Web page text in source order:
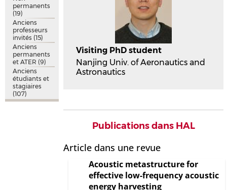
Visiting PhD student
Nanjing Univ. of Aeronautics and
Astronautics
Publications dans HAL
Article dans une revue
Acoustic metastructure for
effective low-frequency acoustic
energy harvesting
permanents
(19)
Anciens
professeurs
invités (15)
Anciens
permanents
et ATER (9)
Anciens
étudiants et
stagiaires
(107)